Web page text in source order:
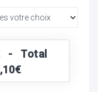
- Total